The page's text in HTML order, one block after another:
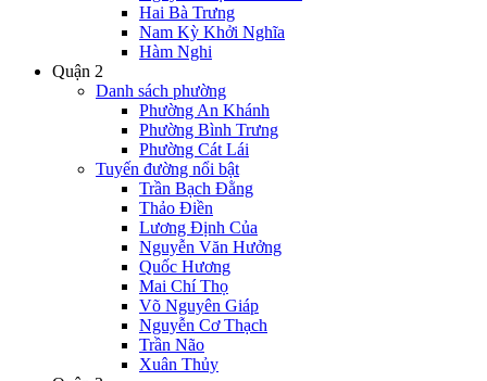
Hai Bà Trưng
Nam Kỳ Khởi Nghĩa
Hàm Nghi
Quận 2
Danh sách phường
Phường An Khánh
Phường Bình Trưng
Phường Cát Lái
Tuyến đường nổi bật
Trần Bạch Đằng
Thảo Điền
Lương Định Của
Nguyễn Văn Hưởng
Quốc Hương
Mai Chí Thọ
Võ Nguyên Giáp
Nguyễn Cơ Thạch
Trần Não
Xuân Thủy